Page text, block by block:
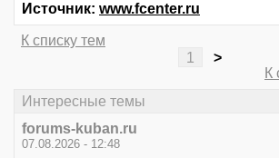
Источник: www.fcenter.ru
К списку тем
1
>
К
Интересные темы
forums-kuban.ru
07.08.2026 - 12:48